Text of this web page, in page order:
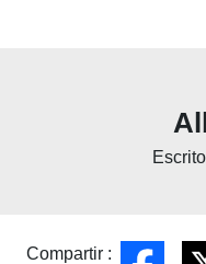
Compartir :